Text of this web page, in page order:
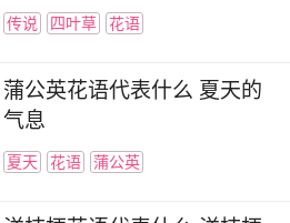
传说 四叶草 花语
蒲公英花语代表什么 夏天的
气息
夏天 花语 蒲公英